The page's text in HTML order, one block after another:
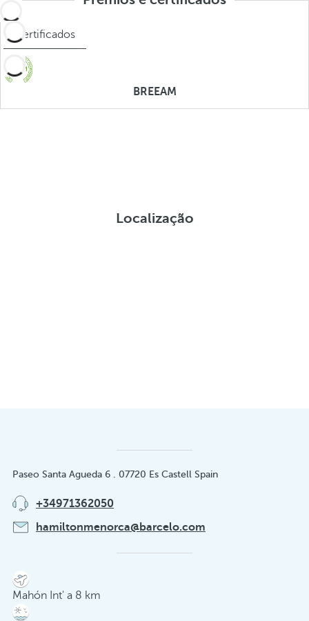
Certificados
BREEAM
Localização
Paseo Santa Agueda 6 . 07720 Es Castell Spain
+34971362050
hamiltonmenorca@barcelo.com
Mahón Int' a 8 km